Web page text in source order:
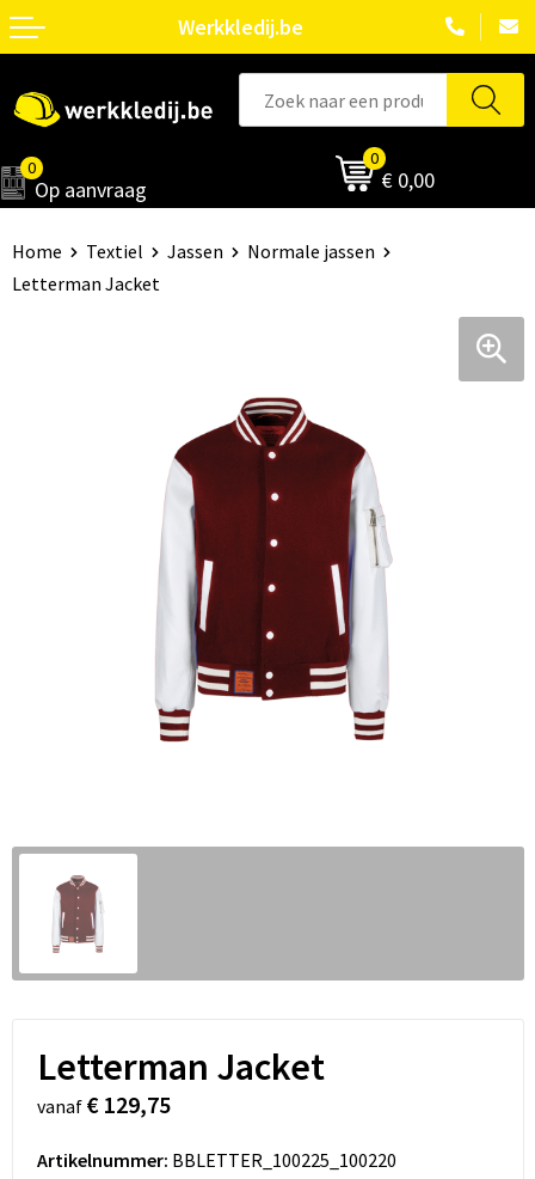
Werkkledij.be
0
Op aanvraag
0
€ 0,00
Home Textiel Jassen
Normale jassen
Letterman Jacket
Letterman Jacket
vanaf € 129,75
Artikelnummer: BBLETTER_100225_100220